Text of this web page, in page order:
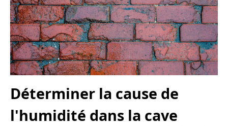
Déterminer la cause de
l'humidité dans la cave